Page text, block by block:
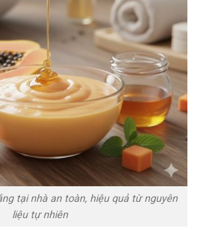
tại nhà an toàn, hiệu quả từ nguyên
liệu tự nhiên